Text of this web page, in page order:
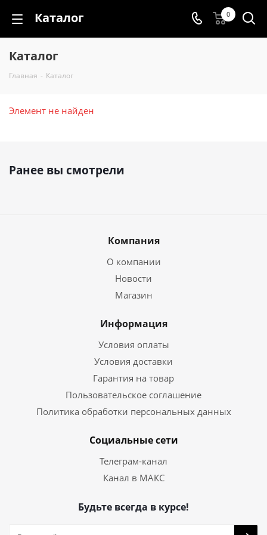
Каталог 0
Каталог
Главная - Каталог
Элемент не найден
Ранее вы смотрели
Компания
О компании
Новости
Магазин
Информация
Условия оплаты
Условия доставки
Гарантия на товар
Пользовательское соглашение
Политика обработки персональных данных
Социальные сети
Телеграм-канал
Канал в МАКС
Будьте всегда в курсе!